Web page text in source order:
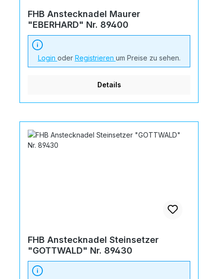
FHB Anstecknadel Maurer
"EBERHARD" Nr. 89400
Login oder Registrieren um Preise zu sehen.
Details
FHB Anstecknadel Steinsetzer
"GOTTWALD" Nr. 89430